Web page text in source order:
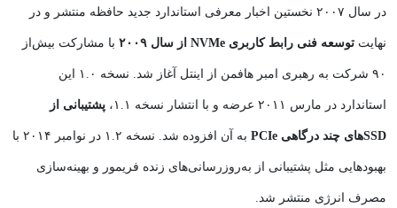
در سال ۲۰۰۷ نخستین اخبار معرفی استاندارد جدید حافظه منتشر و در
نهایت توسعه فنی رابط کاربری NVMe از سال ۲۰۰۹ با مشارکت بیش‌از
۹۰ شرکت به رهبری امبر هافمن از اینتل آغاز شد. نسخه ۱.۰ این
استاندارد در مارس ۲۰۱۱ عرضه و با انتشار نسخه ۱.۱، پشتیبانی از
SSD‌های چند درگاهی PCIe به آن افزوده شد. نسخه ۱.۲ در نوامبر ۲۰۱۴ با
بهبودهایی مثل پشتیبانی از به‌روزرسانی‌های زنده فریمور و بهینه‌سازی
مصرف انرژی منتشر شد.